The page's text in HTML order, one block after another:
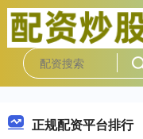
正规配资平台排行